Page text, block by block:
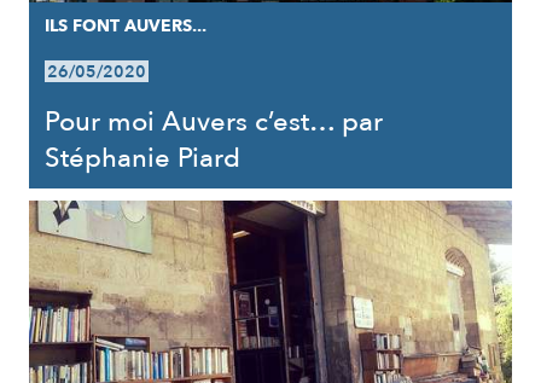
ILS FONT AUVERS...
26/05/2020
Pour moi Auvers c’est… par
Stéphanie Piard